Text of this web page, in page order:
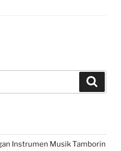
Instrumen Musik Tamborin